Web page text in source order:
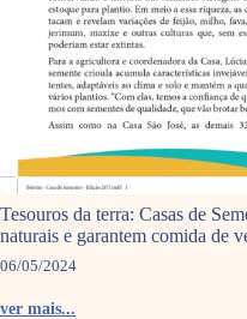
Tesouros da terra: Casas de
naturais e garantem comida de
06/05/2024
ver mais...